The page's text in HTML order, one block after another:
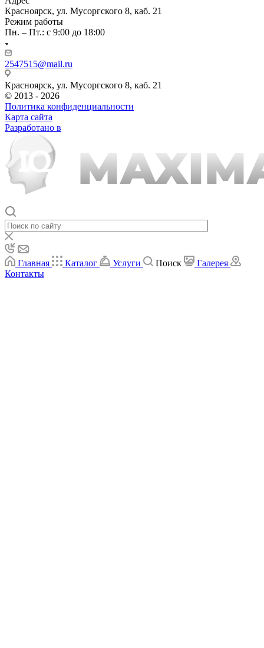
Красноярск, ул. Мусоргского 8, каб. 21
Режим работы
Пн. – Пт.: с 9:00 до 18:00
2547515@mail.ru
Красноярск, ул. Мусоргского 8, каб. 21
© 2013 - 2026
Политика конфиденциальности
Карта сайта
Разработано в
Главная Каталог Услуги Поиск
Галерея
Контакты